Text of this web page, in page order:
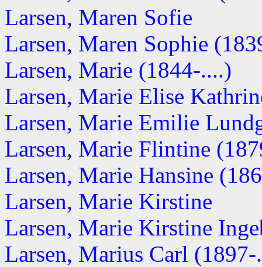
Larsen, Maren Sofie
Larsen, Maren Sophie
Larsen, Marie (1844-....)
Larsen, Marie Elise
Larsen, Marie Emilie
Larsen, Marie Flintine
Larsen, Marie Hansine
Larsen, Marie Kirstine
Larsen, Marie Kirstine
Larsen, Marius Carl (1897-